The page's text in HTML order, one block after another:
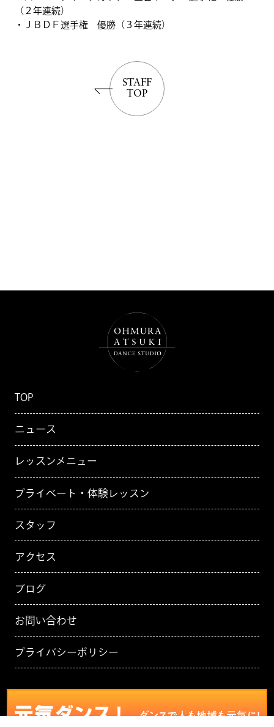
（２年連続）
・ＪＢＤＦ選手権 優勝（３年連続）
STAFF
TOP
TOP
ニュース
レッスンメニュー
プライベート・体験レッスン
スタッフ
アクセス
ブログ
お問い合わせ
プライバシーポリシー